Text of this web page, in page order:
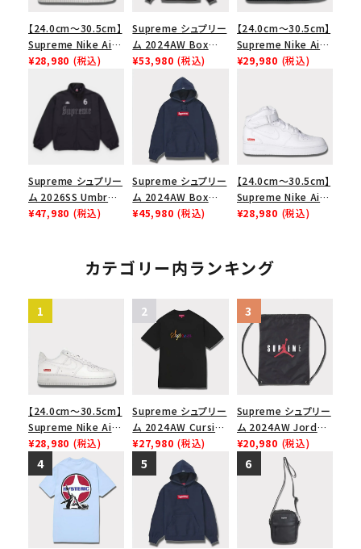
【24.0cm～30.5cm】
Supreme Nike Air
Force 1 Low シュプ
ース１スニーカー シ
ューズ ホワイト
¥28,980 (税込)
Supreme シュプリー
ム 2024AW Box
Logo Hooded
Sweatshirt ボック
スロゴフードパーカー
ブラック 黒
¥53,980 (税込)
【24.0cm～30.5cm】
Supreme Nike Air
Force 1 Low シュプ
ューズ ブラック
¥29,980 (税込)
Supreme シュプリー
ム 2026SS Umbro
Rhinestone Track
ジャケット ブラック
¥47,980 (税込)
Supreme シュプリー
ム 2024AW Box
Logo Hooded
ネイビー 紺
¥45,980 (税込)
【24.0cm～30.5cm】
Supreme Nike Air
Force 1 Mid シュプ
ューズ ホワイト 白
¥28,980 (税込)
カテゴリー内ランキング
【24.0cm～30.5cm】
Supreme Nike Air
Force 1 Low シュプ
リーム ナイキエアフォ
ース１スニーカー シ
ューズ ホワイト
¥28,980 (税込)
Supreme シュプリー
ム 2024AW Cursive
S/S Top カーシブシ
ョートスリーブトップ
Tシャツ ブラック 黒
¥27,980 (税込)
Supreme シュプリー
ム 2024AW Jordan
Drawstring Bag ジ
ョーダンドローストリ
ングバッグ バックパッ
ク ブラック 黒
¥20,980 (税込)